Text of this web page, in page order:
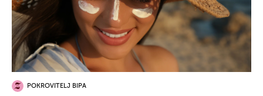
POKROVITELJ BIPA